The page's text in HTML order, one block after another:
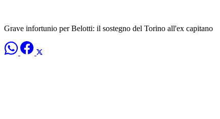
Grave infortunio per Belotti: il sostegno del Torino all'ex capitano